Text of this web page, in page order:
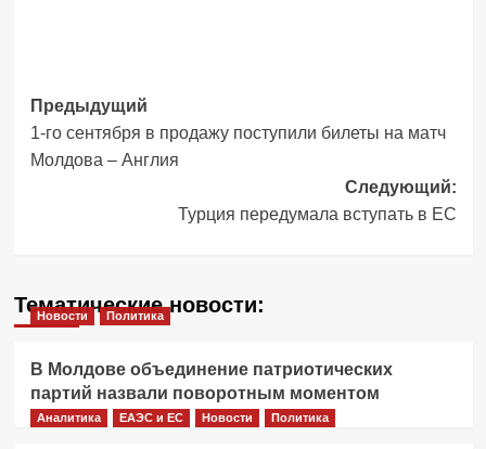
Навигация
записи
Предыдущий
1-го сентября в продажу поступили билеты на матч
Молдова – Англия
Следующий:
Турция передумала вступать в ЕС
Тематические новости:
Новости Политика
В Молдове объединение патриотических
партий назвали поворотным моментом
Аналитика ЕАЭС и ЕС Новости Политика